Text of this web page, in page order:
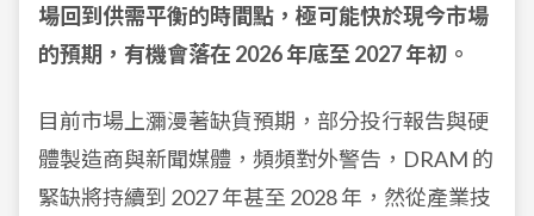
場回到供需平衡的時間點，極可能快於現今市場
的預期，有機會落在 2026 年底至 2027 年初。
目前市場上瀰漫著缺貨預期，部分投行報告與硬
體製造商與新聞媒體，頻頻對外警告，DRAM 的
緊缺將持續到 2027 年甚至 2028 年，然從產業技